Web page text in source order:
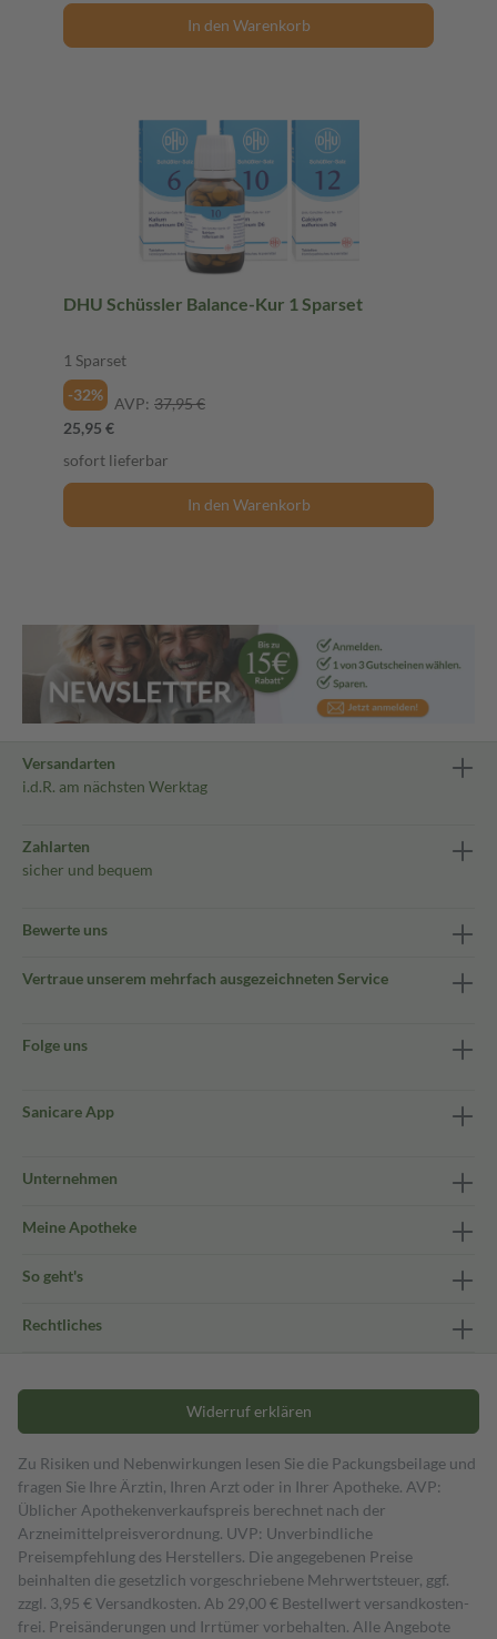
In den Warenkorb
DHU Schüssler Balance-Kur 1 Sparset
1 Sparset
-32%
AVP: 37,95 €
25,95 €
sofort lieferbar
In den Warenkorb
Versandarten
i.d.R. am nächsten Werktag
Zahlarten
sicher und bequem
Bewerte uns
Vertraue unserem mehrfach ausgezeichneten Service
Folge uns
Sanicare App
Unternehmen
Meine Apotheke
So geht's
Rechtliches
Widerruf erklären
Zu Risiken und Nebenwirkungen lesen Sie die Packungsbeilage und
fragen Sie Ihre Ärztin, Ihren Arzt oder in Ihrer Apotheke. AVP:
Üblicher Apothekenverkaufspreis berechnet nach der
Arzneimittelpreisverordnung. UVP: Unverbindliche
Preisempfehlung des Herstellers. Die angegebenen Preise
beinhalten die gesetzlich vorgeschriebene Mehrwertsteuer, ggf.
zzgl. 3,95 € Versandkosten. Ab 29,00 € Bestell­wert versand­kosten­
frei. Preisänderungen und Irrtümer vorbehalten. Alle Angebote